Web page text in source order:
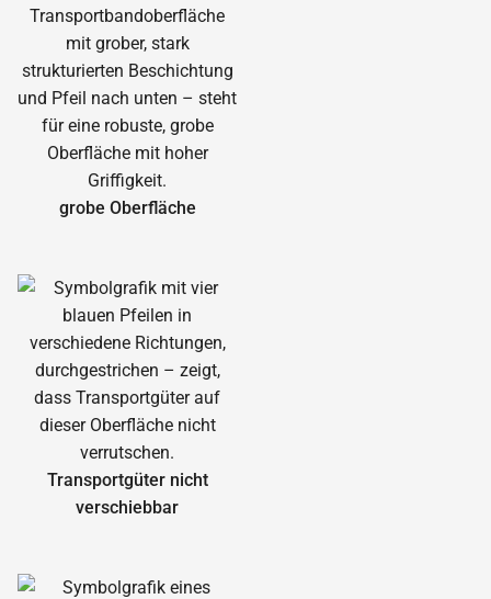
grobe Oberfläche
Transportgüter nicht
verschiebbar